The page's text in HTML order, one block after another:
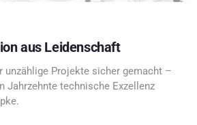
aus Leidenschaft
unzählige Projekte sicher gemacht –
Jahrzehnte technische Exzellenz